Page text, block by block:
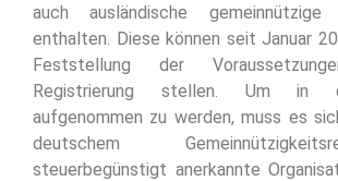
auch ausländische gemeinnützige
enthalten. Diese können seit Januar
Feststellung der
Registrierung stellen. Um in
aufgenommen zu werden, muss es
deutschem
steuerbegünstigt anerkannte